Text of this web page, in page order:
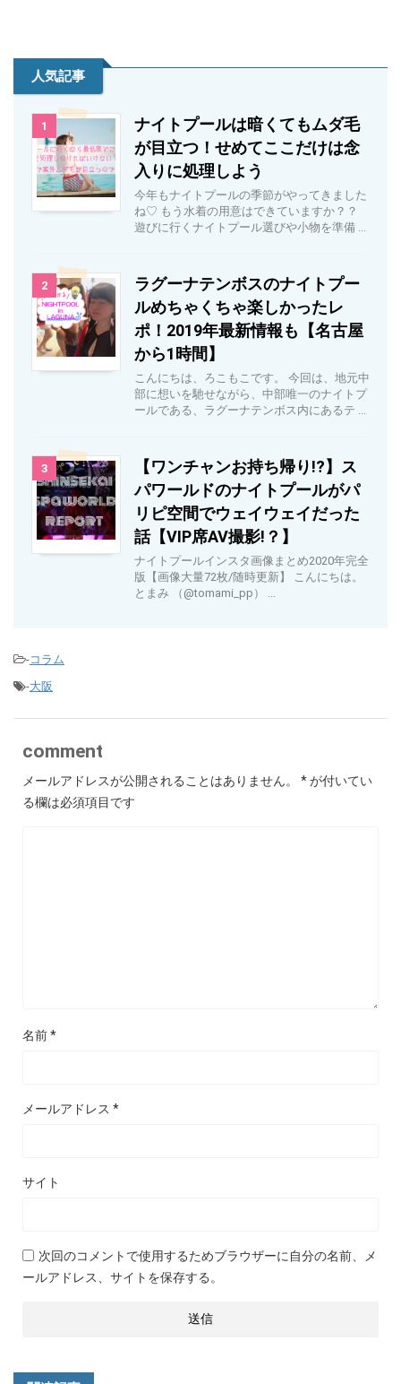
人気記事
1
ナイトプールは暗くてもムダ毛
が目立つ！せめてここだけは念
入りに処理しよう
今年もナイトプールの季節がやってきました
ね♡ もう水着の用意はできていますか？？
遊びに行くナイトプール選びや小物を準備 ...
2
ラグーナテンボスのナイトプー
ルめちゃくちゃ楽しかったレ
ポ！2019年最新情報も【名古屋
から1時間】
こんにちは、ろこもこです。 今回は、地元中
部に想いを馳せながら、中部唯一のナイトプ
ールである、ラグーナテンボス内にあるテ ...
3
【ワンチャンお持ち帰り!?】ス
パワールドのナイトプールがパ
リピ空間でウェイウェイだった
話【VIP席AV撮影!？】
ナイトプールインスタ画像まとめ2020年完全
版【画像大量72枚/随時更新】 こんにちは。
とまみ （@tomami_pp） ...
-コラム
-大阪
comment
メールアドレスが公開されることはありません。 *が付いてい
る欄は必須項目です
名前*
メールアドレス *
サイト
次回のコメントで使用するためブラウザーに自分の名前、メ
ールアドレス、サイトを保存する。